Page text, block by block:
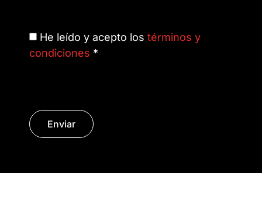
He leído y acepto los términos y
condiciones *
Enviar